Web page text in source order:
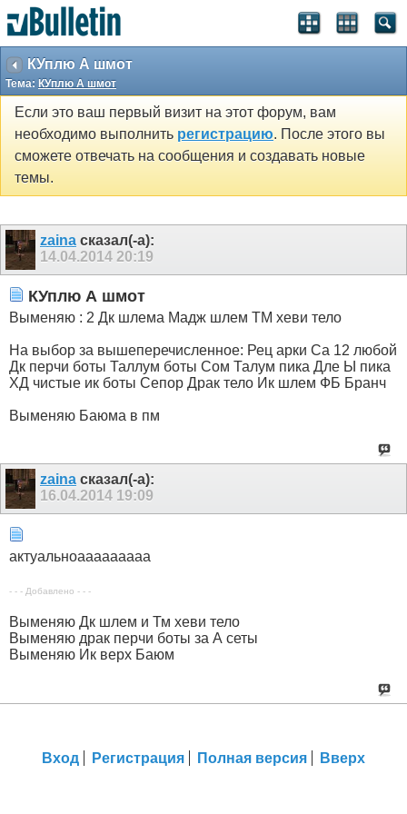
КУплю А шмот
Тема: КУплю А шмот
Если это ваш первый визит на этот форум, вам
необходимо выполнить регистрацию. После этого вы
сможете отвечать на сообщения и создавать новые
темы.
zaina сказал(-а):
14.04.2014 20:19
КУплю А шмот
Выменяю : 2 Дк шлема Мадж шлем ТМ хеви тело
На выбор за вышеперечисленное: Рец арки Са 12 любой
Дк перчи боты Таллум боты Сом Талум пика Дле Ы пика
ХД чистые ик боты Сепор Драк тело Ик шлем ФБ Бранч
Выменяю Баюма в пм
zaina сказал(-а):
16.04.2014 19:09
актуальноааааааааа
- - - Добавлено - - -
Выменяю Дк шлем и Тм хеви тело
Выменяю драк перчи боты за А сеты
Выменяю Ик верх Баюм
Вход Регистрация Полная версия Вверх